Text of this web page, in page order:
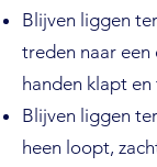
Blijven liggen
treden naar
handen klapt
Blijven liggen
heen loopt,